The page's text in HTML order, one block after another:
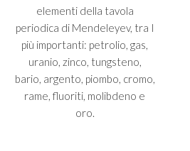
elementi della tavola
periodica di Mendeleyev, tra I
più importanti: petrolio, gas,
uranio, zinco, tungsteno,
bario, argento, piombo, cromo,
rame, fluoriti, molibdeno e
oro.